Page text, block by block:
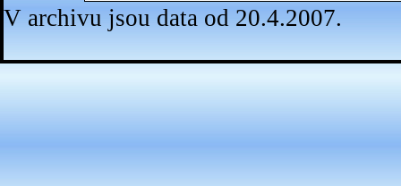
V archivu jsou data od 20.4.2007.